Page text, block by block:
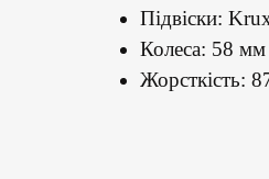
Підвіски:
Колеса: 58
Жорсткість: